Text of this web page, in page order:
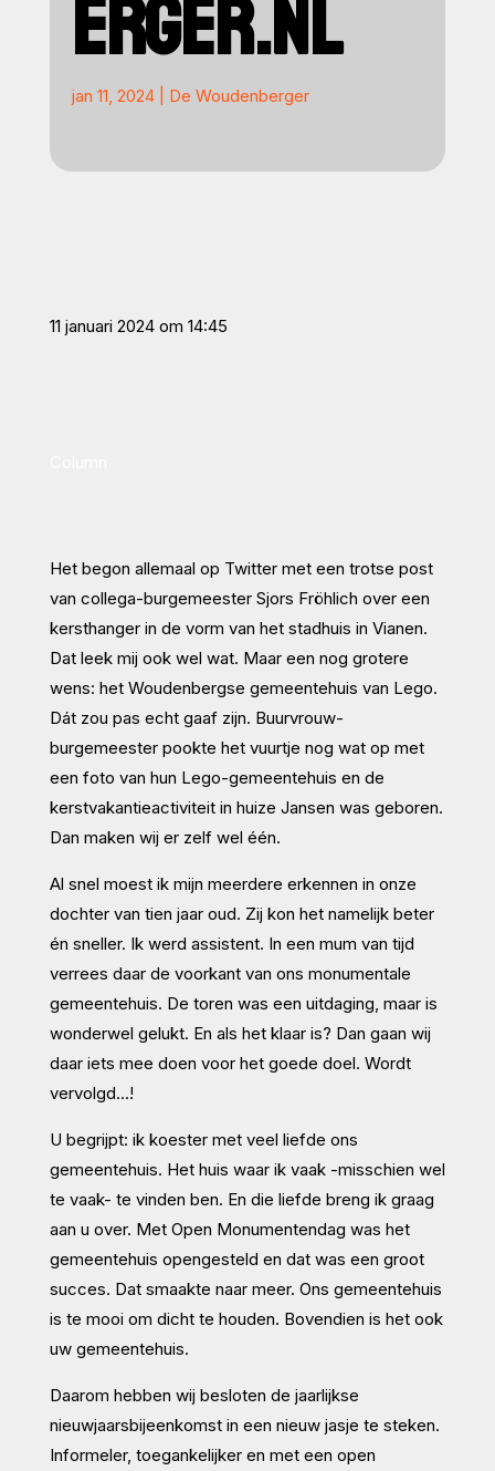
jan 11, 2024| De Woudenberger
11 januari 2024 om 14:45
Het begon allemaal op Twitter met een trotse post
van collega-burgemeester Sjors Fröhlich over een
kersthanger in de vorm van het stadhuis in Vianen.
Dat leek mij ook wel wat. Maar een nog grotere
wens: het Woudenbergse gemeentehuis van Lego.
Dát zou pas echt gaaf zijn. Buurvrouw-
burgemeester pookte het vuurtje nog wat op met
een foto van hun Lego-gemeentehuis en de
kerstvakantieactiviteit in huize Jansen was geboren.
Dan maken wij er zelf wel één.
Al snel moest ik mijn meerdere erkennen in onze
dochter van tien jaar oud. Zij kon het namelijk beter
én sneller. Ik werd assistent. In een mum van tijd
verrees daar de voorkant van ons monumentale
gemeentehuis. De toren was een uitdaging, maar is
wonderwel gelukt. En als het klaar is? Dan gaan wij
daar iets mee doen voor het goede doel. Wordt
vervolgd…!
U begrijpt: ik koester met veel liefde ons
gemeentehuis. Het huis waar ik vaak -misschien wel
te vaak- te vinden ben. En die liefde breng ik graag
aan u over. Met Open Monumentendag was het
gemeentehuis opengesteld en dat was een groot
succes. Dat smaakte naar meer. Ons gemeentehuis
is te mooi om dicht te houden. Bovendien is het ook
uw gemeentehuis.
Daarom hebben wij besloten de jaarlijkse
nieuwjaarsbijeenkomst in een nieuw jasje te steken.
Informeler, toegankelijker en met een open